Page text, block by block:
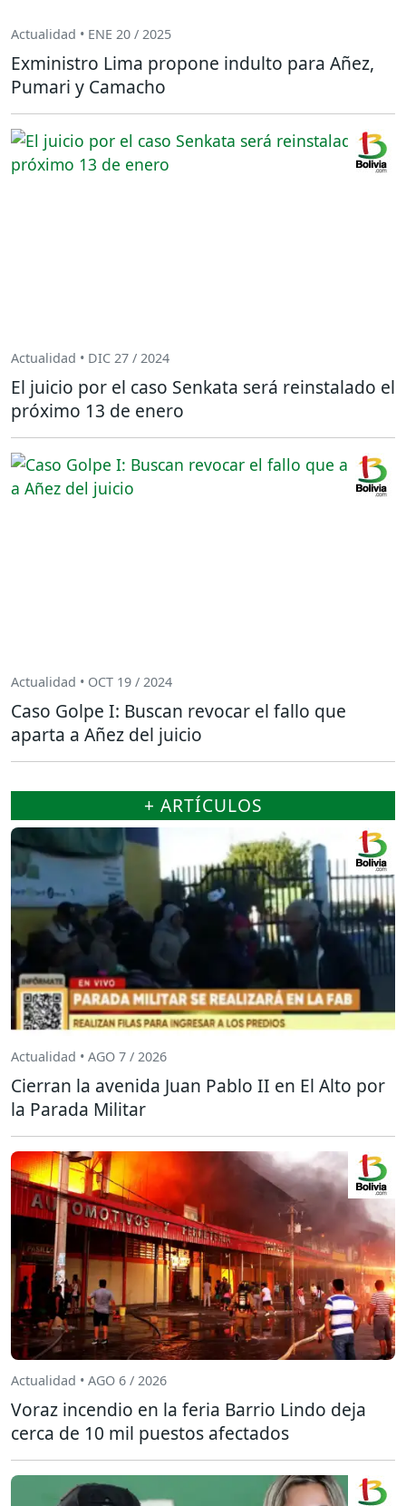
Actualidad • ENE 20 / 2025
Exministro Lima propone indulto para Añez,
Pumari y Camacho
Actualidad • DIC 27 / 2024
El juicio por el caso Senkata será reinstalado el
próximo 13 de enero
Actualidad • OCT 19 / 2024
Caso Golpe I: Buscan revocar el fallo que
aparta a Añez del juicio
+ ARTÍCULOS
Actualidad • AGO 7 / 2026
Cierran la avenida Juan Pablo II en El Alto por
la Parada Militar
Actualidad • AGO 6 / 2026
Voraz incendio en la feria Barrio Lindo deja
cerca de 10 mil puestos afectados